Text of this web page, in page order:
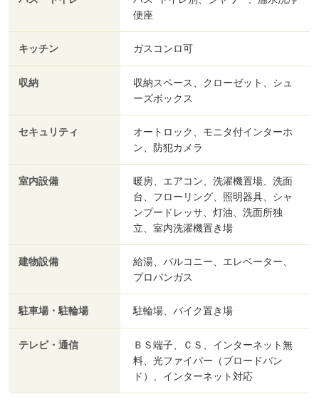
便座
キッチン ガスコンロ可
収納
収納スペース、クローゼット、シュ
ーズボックス
セキュリティ
オートロック、モニタ付インターホ
ン、防犯カメラ
室内設備
暖房、エアコン、洗濯機置場、洗面
台、フローリング、照明器具、シャ
ンプードレッサ、灯油、洗面所独
立、室内洗濯機置き場
建物設備
給湯、バルコニー、エレベーター、
プロパンガス
駐車場・駐輪場 駐輪場、バイク置き場
テレビ・通信
ＢＳ端子、ＣＳ、インターネット無
料、光ファイバー（ブロードバン
ド）、インターネット対応